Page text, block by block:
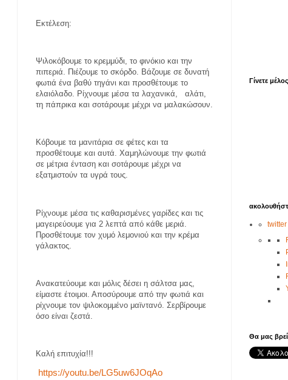
Εκτέλεση:
Ψιλοκόβουμε το κρεμμύδι, το φινόκιο και την
πιπεριά. Πιέζουμε το σκόρδο. Βάζουμε σε δυνατή
φωτιά ένα βαθύ τηγάνι και προσθέτουμε το
ελαιόλαδο. Ρίχνουμε μέσα τα λαχανικά,
αλάτι,
τη πάπρικα και σοτάρουμε μέχρι να μαλακώσουν.
Κόβουμε τα μανιτάρια σε φέτες και τα
προσθέτουμε και αυτά. Χαμηλώνουμε την φωτιά
σε μέτρια ένταση και σοτάρουμε μέχρι να
εξατμιστούν τα υγρά τους.
Ρίχνουμε μέσα τις καθαρισμένες γαρίδες και τις
μαγειρεύουμε για 2 λεπτά από κάθε μεριά.
Προσθέτουμε τον χυμό λεμονιού και την κρέμα
γάλακτος.
Ανακατεύουμε και μόλις δέσει η σάλτσα μας,
είμαστε έτοιμοι. Αποσύρουμε από την φωτιά και
ρίχνουμε τον ψιλοκομμένο μαϊντανό. Σερβίρουμε
όσο είναι ζεστά.
Καλή επιτυχία!!!
https://youtu.be/LG5uw6JOqAo
Γίνετε μέλος
twitter
Θα μας